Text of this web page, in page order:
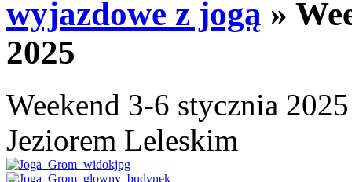
wyjazdowe z jogą »
2025
Weekend 3-6 stycznia
Jeziorem Leleskim